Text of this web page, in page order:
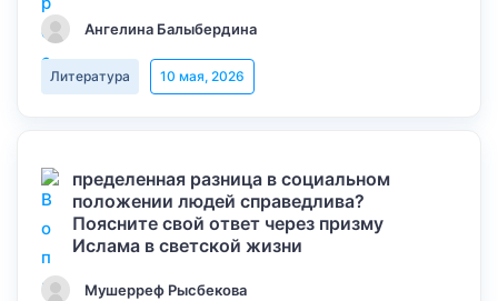
Ангелина Балыбердина
Литература 10 мая, 2026
пределенная разница в социальном
положении людей справедлива?
Поясните свой ответ через призму
Ислама в светской жизни
Мушерреф Рысбекова